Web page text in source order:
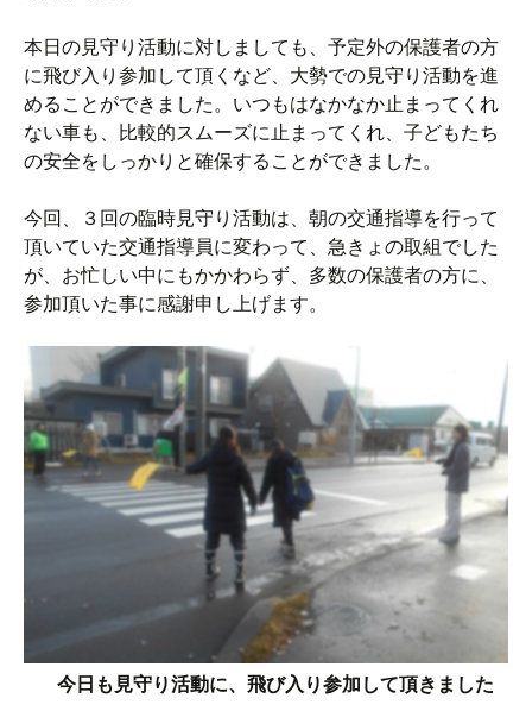
本日の見守り活動に対しましても、予定外の保護者の方
に飛び入り参加して頂くなど、大勢での見守り活動を進
めることができました。いつもはなかなか止まってくれ
ない車も、比較的スムーズに止まってくれ、子どもたち
の安全をしっかりと確保することができました。
今回、３回の臨時見守り活動は、朝の交通指導を行って
頂いていた交通指導員に変わって、急きょの取組でした
が、お忙しい中にもかかわらず、多数の保護者の方に、
参加頂いた事に感謝申し上げます。
今日も見守り活動に、飛び入り参加して頂きました